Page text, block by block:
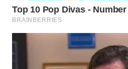
WN
PAKPAK